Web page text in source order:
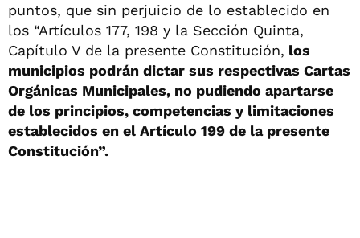
puntos, que sin perjuicio de lo establecido en
los “Artículos 177, 198 y la Sección Quinta,
Capítulo V de la presente Constitución, los
municipios podrán dictar sus respectivas Cartas
Orgánicas Municipales, no pudiendo apartarse
de los principios, competencias y limitaciones
establecidos en el Artículo 199 de la presente
Constitución”.